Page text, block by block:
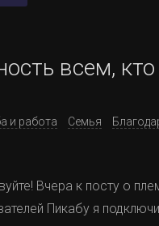
всем,
и работа Семья
Вчера к посту о
Пикабу я